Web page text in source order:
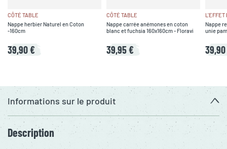
CÔTÉ TABLE
Nappe herbier Naturel en Coton
-160cm
39,90 €
CÔTÉ TABLE
Nappe carrée anémones en coton
blanc et fuchsia 160x160cm - Floravi
39,95 €
L'EFFET
Nappe
unie
Informations sur le produit
Description